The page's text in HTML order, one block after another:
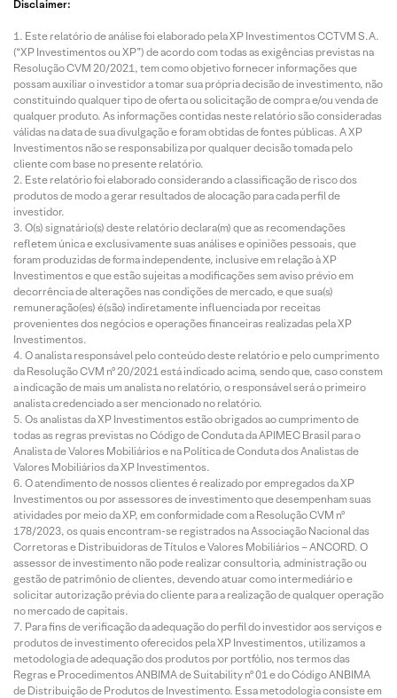
Disclaimer:
Este relatório de análise foi elaborado pela XP Investimentos CCTVM S.A.
(“XP Investimentos ou XP”) de acordo com todas as exigências previstas na
Resolução CVM 20/2021, tem como objetivo fornecer informações que
possam auxiliar o investidor a tomar sua própria decisão de investimento, não
constituindo qualquer tipo de oferta ou solicitação de compra e/ou venda de
qualquer produto. As informações contidas neste relatório são consideradas
válidas na data de sua divulgação e foram obtidas de fontes públicas. A XP
Investimentos não se responsabiliza por qualquer decisão tomada pelo
cliente com base no presente relatório.
Este relatório foi elaborado considerando a classificação de risco dos
produtos de modo a gerar resultados de alocação para cada perfil de
investidor.
O(s) signatário(s) deste relatório declara(m) que as recomendações
refletem única e exclusivamente suas análises e opiniões pessoais, que
foram produzidas de forma independente, inclusive em relação à XP
Investimentos e que estão sujeitas a modificações sem aviso prévio em
decorrência de alterações nas condições de mercado, e que sua(s)
remuneração(es) é(são) indiretamente influenciada por receitas
provenientes dos negócios e operações financeiras realizadas pela XP
Investimentos.
O analista responsável pelo conteúdo deste relatório e pelo cumprimento
da Resolução CVM nº 20/2021 está indicado acima, sendo que, caso constem
a indicação de mais um analista no relatório, o responsável será o primeiro
analista credenciado a ser mencionado no relatório.
Os analistas da XP Investimentos estão obrigados ao cumprimento de
todas as regras previstas no Código de Conduta da APIMEC Brasil para o
Analista de Valores Mobiliários e na Política de Conduta dos Analistas de
Valores Mobiliários da XP Investimentos.
O atendimento de nossos clientes é realizado por empregados da XP
Investimentos ou por assessores de investimento que desempenham suas
atividades por meio da XP, em conformidade com a Resolução CVM nº
178/2023, os quais encontram-se registrados na Associação Nacional das
Corretoras e Distribuidoras de Títulos e Valores Mobiliários – ANCORD. O
assessor de investimento não pode realizar consultoria, administração ou
gestão de patrimônio de clientes, devendo atuar como intermediário e
solicitar autorização prévia do cliente para a realização de qualquer operação
no mercado de capitais.
Para fins de verificação da adequação do perfil do investidor aos serviços e
produtos de investimento oferecidos pela XP Investimentos, utilizamos a
metodologia de adequação dos produtos por portfólio, nos termos das
Regras e Procedimentos ANBIMA de Suitability nº 01 e do Código ANBIMA
de Distribuição de Produtos de Investimento. Essa metodologia consiste em